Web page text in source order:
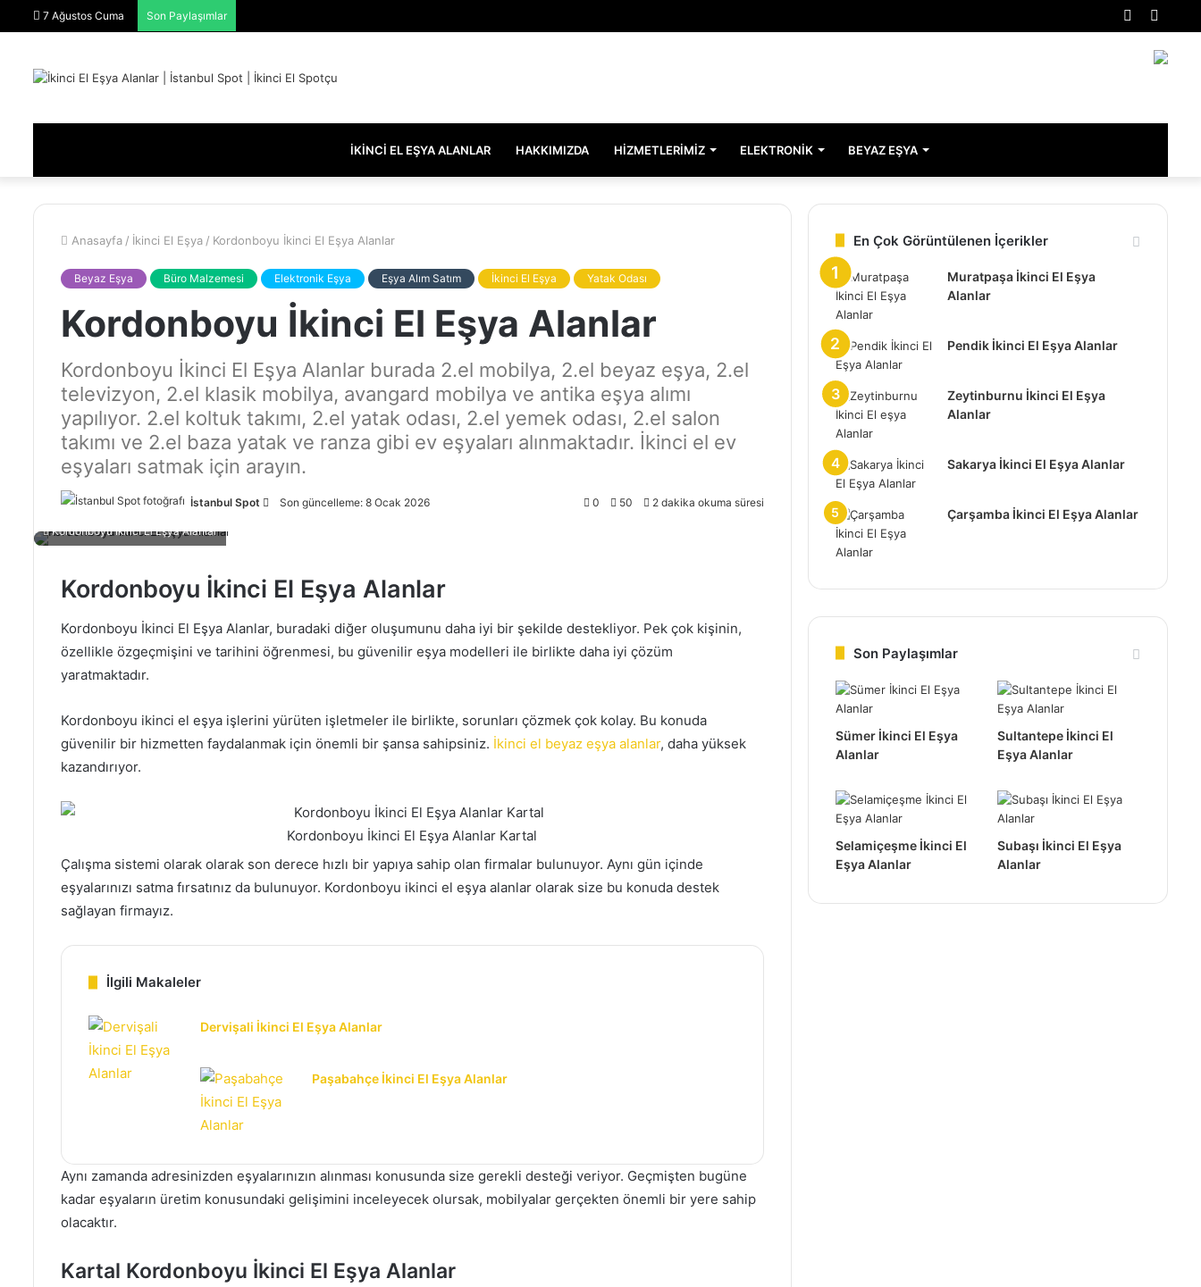
7 Ağustos Cuma Son Paylaşımlar
Rastgele
Makale
İKINCI EL EŞYA ALANLAR HAKKIMIZDA HIZMETLERIMIZ ELEKTRONIK BEYAZ EŞYA
Anasayfa / İkinci El Eşya / Kordonboyu İkinci El Eşya Alanlar
Beyaz Eşya Büro Malzemesi Elektronik Eşya Eşya Alım Satım İkinci El Eşya Yatak Odası
Kordonboyu İkinci El Eşya Alanlar
Kordonboyu İkinci El Eşya Alanlar burada 2.el mobilya, 2.el beyaz eşya, 2.el
televizyon, 2.el klasik mobilya, avangard mobilya ve antika eşya alımı
yapılıyor. 2.el koltuk takımı, 2.el yatak odası, 2.el yemek odası, 2.el salon
takımı ve 2.el baza yatak ve ranza gibi ev eşyaları alınmaktadır. İkinci el ev
eşyaları satmak için arayın.
İstanbul Spot
o
s
g
ö
e
k
Son güncelleme: 8 Ocak 2026 0 50 2 dakika okuma süresi
Kordonboyu İkinci El Eşya Alanlar
Kordonboyu İkinci El Eşya Alanlar
Kordonboyu İkinci El Eşya Alanlar, buradaki diğer oluşumunu daha iyi bir şekilde destekliyor. Pek çok kişinin,
özellikle özgeçmişini ve tarihini öğrenmesi, bu güvenilir eşya modelleri ile birlikte daha iyi çözüm
yaratmaktadır.
Kordonboyu ikinci el eşya işlerini yürüten işletmeler ile birlikte, sorunları çözmek çok kolay. Bu konuda
güvenilir bir hizmetten faydalanmak için önemli bir şansa sahipsiniz. İkinci el beyaz eşya alanlar, daha yüksek
kazandırıyor.
Kordonboyu İkinci El Eşya Alanlar Kartal
Çalışma sistemi olarak olarak son derece hızlı bir yapıya sahip olan firmalar bulunuyor. Aynı gün içinde
eşyalarınızı satma fırsatınız da bulunuyor. Kordonboyu ikinci el eşya alanlar olarak size bu konuda destek
sağlayan firmayız.
İlgili Makaleler
Dervişali İkinci El Eşya Alanlar
Paşabahçe İkinci El Eşya Alanlar
Aynı zamanda adresinizden eşyalarınızın alınması konusunda size gerekli desteği veriyor. Geçmişten bugüne
kadar eşyaların üretim konusundaki gelişimini inceleyecek olursak, mobilyalar gerçekten önemli bir yere sahip
olacaktır.
Kartal Kordonboyu İkinci El Eşya Alanlar
En Çok Görüntülenen İçerikler
Muratpaşa İkinci El Eşya
Alanlar
Pendik İkinci El Eşya Alanlar
Zeytinburnu İkinci El Eşya
Alanlar
Sakarya İkinci El Eşya Alanlar
Çarşamba İkinci El Eşya Alanlar
Son Paylaşımlar
Sümer İkinci El Eşya
Alanlar
Sultantepe İkinci El
Eşya Alanlar
Selamiçeşme İkinci El
Eşya Alanlar
Subaşı İkinci El Eşya
Alanlar